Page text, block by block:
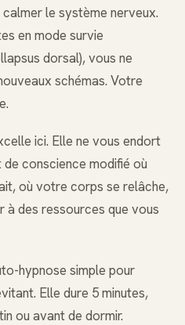
le système nerveux.
en mode survie
dorsal), vous ne
schémas. Votre
ici. Elle ne vous endort
conscience modifié où
où votre corps se relâche,
des ressources que vous
hypnose simple pour
Elle dure 5 minutes,
ou avant de dormir.